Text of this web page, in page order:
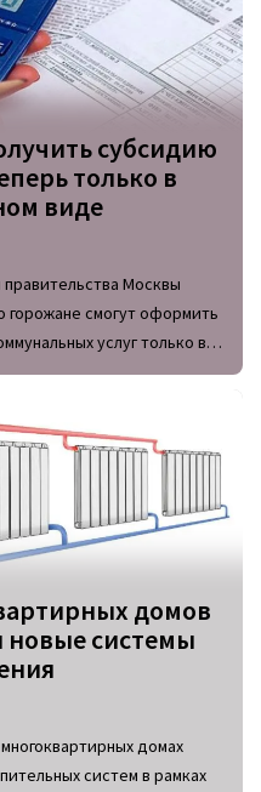
субсидию
только в
виде
Москвы
смогут оформить
услуг только в
домов
системы
домах
систем в рамках